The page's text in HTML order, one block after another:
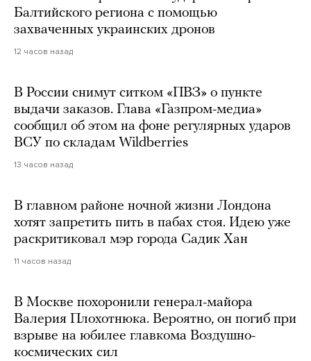
Балтийского региона с помощью
захваченных украинских дронов
12 часов назад
В России снимут ситком «ПВЗ» о пункте
выдачи заказов. Глава «Газпром-медиа»
сообщил об этом на фоне регулярных ударов
ВСУ по складам Wildberries
13 часов назад
В главном районе ночной жизни Лондона
хотят запретить пить в пабах стоя. Идею уже
раскритиковал мэр города Садик Хан
11 часов назад
В Москве похоронили генерал-майора
Валерия Плохотнюка. Вероятно, он погиб при
взрыве на юбилее главкома Воздушно-
космических сил